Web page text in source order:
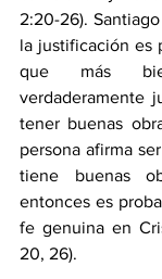
2:20-26).
la justificación es
que más
verdaderamente
tener buenas
persona afirma
tiene buenas
entonces es
fe genuina en
20, 26).